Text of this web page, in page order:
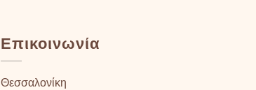
Επικοινωνία
Θεσσαλονίκη